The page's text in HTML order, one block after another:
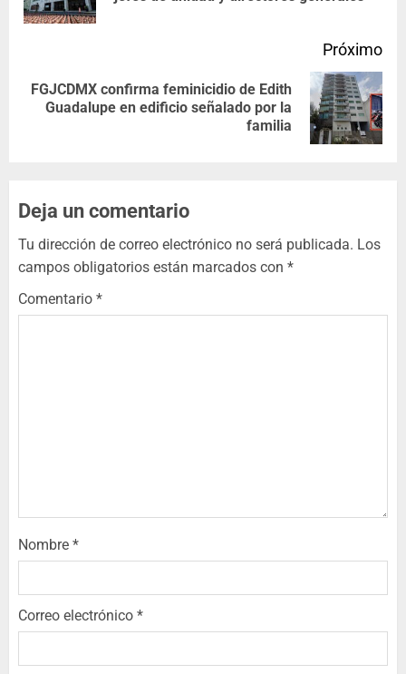
Próximo
FGJCDMX confirma feminicidio de Edith
Guadalupe en edificio señalado por la
familia
Deja un comentario
Tu dirección de correo electrónico no será publicada. Los
campos obligatorios están marcados con *
Comentario *
Nombre *
Correo electrónico *